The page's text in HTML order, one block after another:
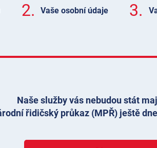
2. Vaše osobní údaje 3.
Naše služby vás nebudou stát
řidičský průkaz (MPŘ) ještě